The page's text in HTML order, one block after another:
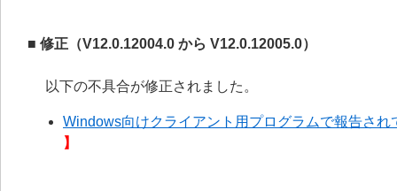
■ 修正（V12.0.12004.0 から V12.0.12005.0）
以下の不具合が修正されました。
Windows向けクライアント用プログラムで報告さ
】